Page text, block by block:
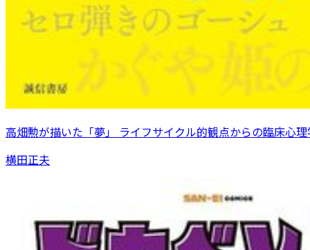
高畑勲が描いた「夢」 ライフサイクル的観点からの臨床心
横田正夫